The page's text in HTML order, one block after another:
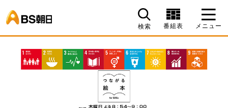
検索 番組表 メニュー